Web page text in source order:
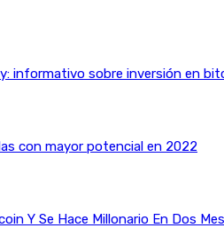
informativo sobre inversión en
con mayor potencial en 2022
Y Se Hace Millonario En Dos